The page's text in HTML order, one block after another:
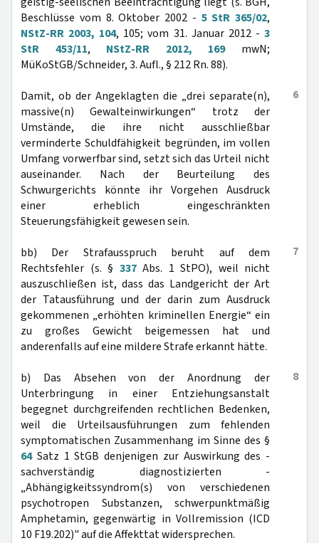
Beschlüsse vom 8. Oktober 2002 - 5 StR 365/02,
NStZ-RR 2003, 104, 105; vom 31. Januar 2012 -3
StR 453/11, NStZ-RR 2012, 169mwN;
MüKoStGB/Schneider, 3. Aufl., § 212 Rn. 88).
6
Damit, ob der Angeklagten die „drei separate(n),
massive(n) Gewalteinwirkungen“ trotz der
Umstände, die ihre nicht ausschließbar
verminderte Schuldfähigkeit begründen, im vollen
Umfang vorwerfbar sind, setzt sich das Urteil nicht
auseinander. Nach der Beurteilung des
Schwurgerichts könnte ihr Vorgehen Ausdruck
einer erheblich eingeschränkten
Steuerungsfähigkeit gewesen sein.
7
bb) Der Strafausspruch beruht auf dem
Rechtsfehler (s. § 337Abs. 1 StPO), weil nicht
auszuschließen ist, dass das Landgericht der Art
der Tatausführung und der darin zum Ausdruck
gekommenen „erhöhten kriminellen Energie“ ein
zu großes Gewicht beigemessen hat und
anderenfalls auf eine mildere Strafe erkannt hätte.
8
b) Das Absehen von der Anordnung der
Unterbringung in einer Entziehungsanstalt
begegnet durchgreifenden rechtlichen Bedenken,
weil die Urteilsausführungen zum fehlenden
symptomatischen Zusammenhang im Sinne des §
64Satz 1 StGB denjenigen zur Auswirkung des -
sachverständig diagnostizierten -
„Abhängigkeitssyndrom(s) von verschiedenen
psychotropen Substanzen, schwerpunktmäßig
Amphetamin, gegenwärtig in Vollremission (ICD
10 F19.202)" auf die Affekttat widersprechen.